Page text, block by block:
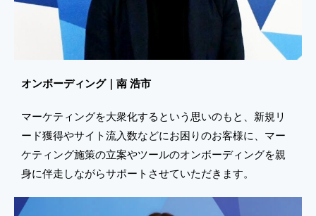
オンボーディング｜南 浩市
マーケティングを大衆化するという思いのもと、新規リ
ード獲得やサイト流入数などにお困りのお客様に、マー
ケティング施策の立案やツールのオンボーディングを親
身に伴走しながらサポートさせていただきます。